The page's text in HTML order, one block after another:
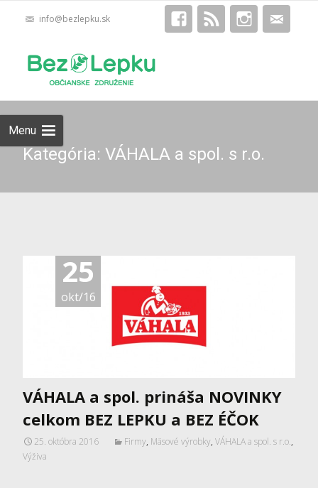
info@bezlepku.sk
Menu
Kategória: VÁHALA a spol. s r.o.
25
okt/16
VÁHALA a spol. prináša NOVINKY
celkom BEZ LEPKU a BEZ ÉČOK
25. októbra 2016 Firmy, Mäsové výrobky, VÁHALA a spol. s r.o.,
Výživa